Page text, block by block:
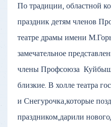
По традиции, областной
праздник детям членов
театре драмы имени
замечательное
члены Профсоюза
близкие. В холле театра
и Снегурочка,которые
праздником,дарили